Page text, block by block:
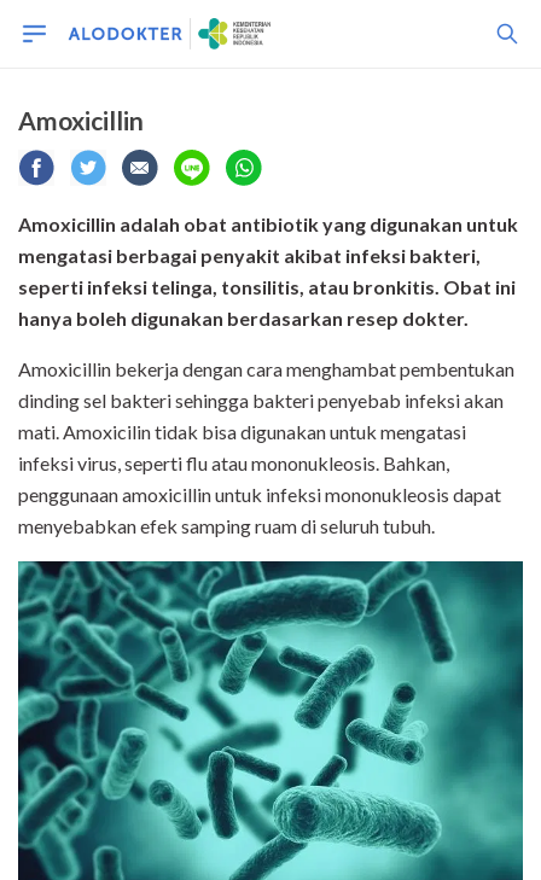
Amoxicillin
Amoxicillin adalah obat antibiotikyang digunakan untuk
mengatasi berbagai penyakit akibat infeksi bakteri,
seperti infeksi telinga, tonsilitis, atau bronkitis. Obat ini
hanya boleh digunakan berdasarkan resep dokter.
Amoxicillin bekerja dengan cara menghambat pembentukan
dinding sel bakteri sehingga bakteri penyebab infeksi akan
mati. Amoxicilin tidak bisa digunakan untuk mengatasi
infeksi virus, seperti flu atau mononukleosis. Bahkan,
penggunaan amoxicillin untuk infeksi mononukleosis dapat
menyebabkan efek samping ruam di seluruh tubuh.